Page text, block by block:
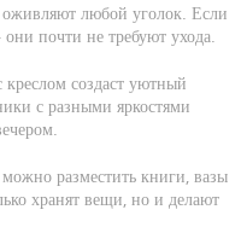
любой уголок. Если
они почти не требуют ухода.
создаст уютный
с разными яркостями
разместить книги, вазы
хранят вещи, но и делают